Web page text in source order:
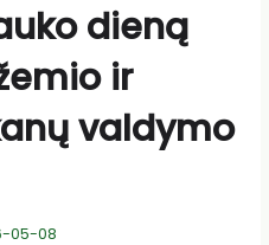
dieną
ir
valdymo
05-08